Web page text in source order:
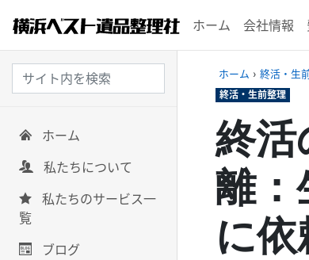
ホーム 会社情報
ホーム
私たちについて
私たちのサービス一
覧
ブログ
ホーム › 終活・生
終活・生前整理
終活
離：
に依